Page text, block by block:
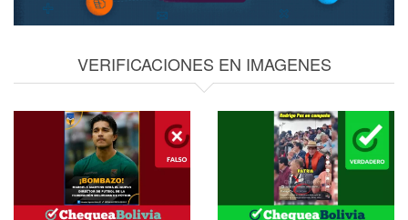
VERIFICACIONES EN IMAGENES